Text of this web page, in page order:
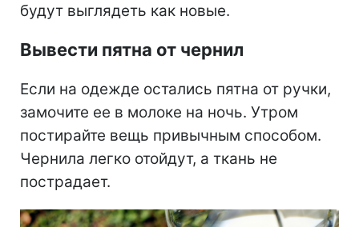
будут выглядеть как новые.
Вывести пятна от чернил
Если на одежде остались пятна от ручки,
замочите ее в молоке на ночь. Утром
постирайте вещь привычным способом.
Чернила легко отойдут, а ткань не
пострадает.